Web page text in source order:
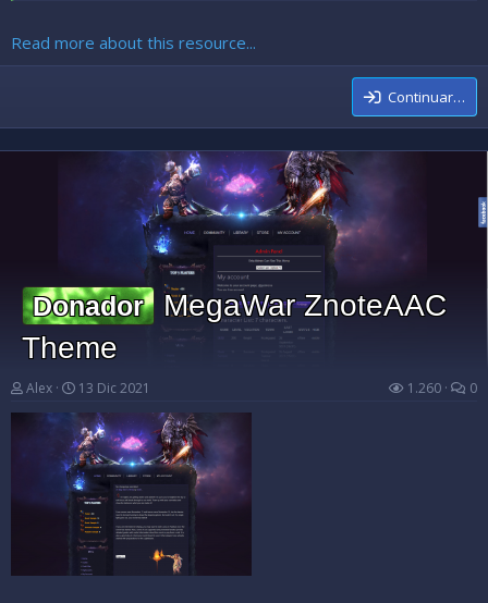
Primero descargar el Navicat Premium:
Read more about this resource...
Continuar…
Donador
MegaWar ZnoteAAC
Theme
Alex 13 Dic 2021 1.260 0